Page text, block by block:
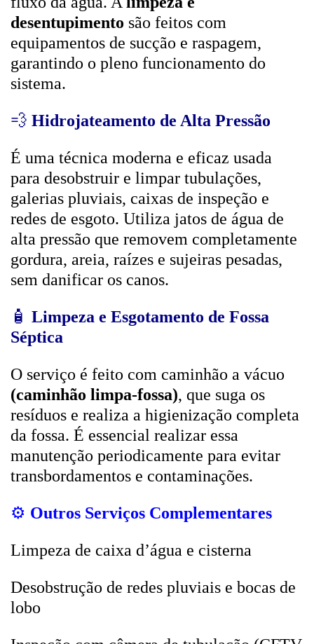
desentupimento são feitos com
equipamentos de sucção e raspagem,
garantindo o pleno funcionamento do
sistema.
💨 Hidrojateamento de Alta Pressão
É uma técnica moderna e eficaz usada
para desobstruir e limpar tubulações,
galerias pluviais, caixas de inspeção e
redes de esgoto. Utiliza jatos de água de
alta pressão que removem completamente
gordura, areia, raízes e sujeiras pesadas,
sem danificar os canos.
🧴 Limpeza e Esgotamento de Fossa
Séptica
O serviço é feito com caminhão a vácuo
(caminhão limpa-fossa), que suga os
resíduos e realiza a higienização completa
da fossa. É essencial realizar essa
manutenção periodicamente para evitar
transbordamentos e contaminações.
⚙️ Outros Serviços Complementares
Limpeza de caixa d’água e cisterna
Desobstrução de redes pluviais e bocas de
lobo